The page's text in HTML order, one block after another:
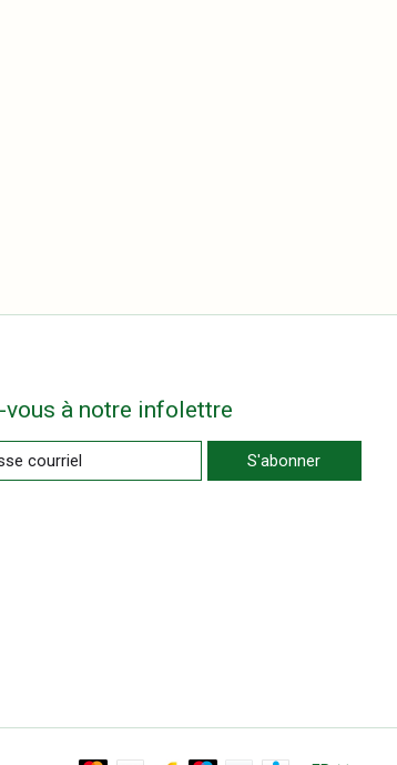
vous à notre infolettre
S'abonner